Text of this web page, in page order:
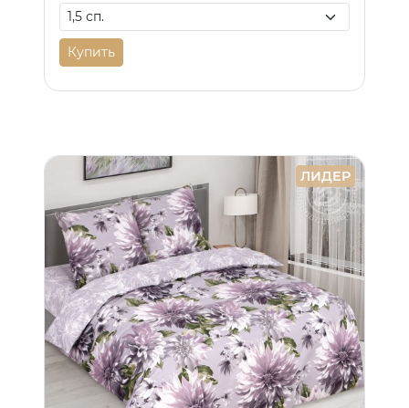
Купить
ЛИДЕР